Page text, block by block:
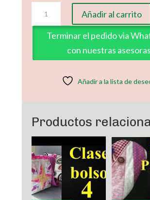
Clase
3
en
Añadir al carrito
Terminar el pedido via
con nuestras asesoras
Añadir a la lista de
Productos